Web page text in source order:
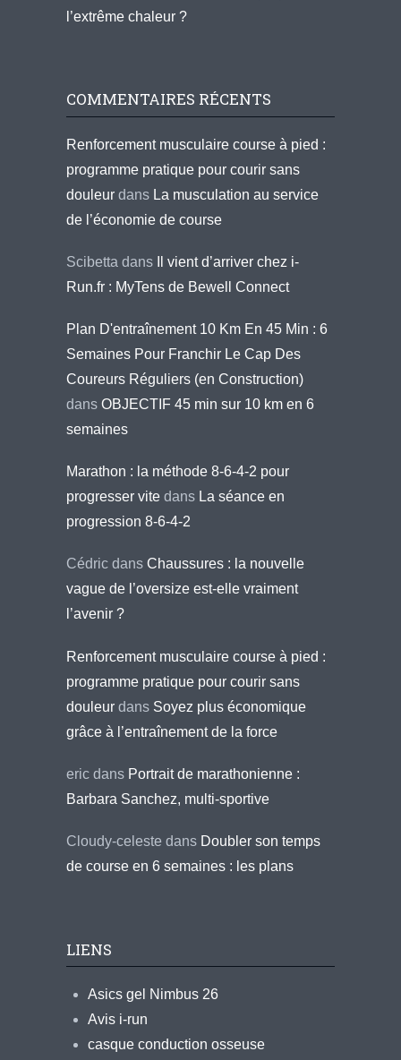
l’extrême chaleur ?
COMMENTAIRES RÉCENTS
Renforcement musculaire course à pied :
programme pratique pour courir sans
douleur dans La musculation au service
de l’économie de course
Scibetta dans
Il vient d’arriver chez i-
Run.fr : MyTens de Bewell Connect
Plan D'entraînement 10 Km En 45 Min : 6
Semaines Pour Franchir Le Cap Des
Coureurs Réguliers (en Construction)
dans OBJECTIF 45 min sur 10 km en 6
semaines
Marathon : la méthode 8-6-4-2 pour
progresser vite dans La séance en
progression 8-6-4-2
Cédric dans Chaussures : la nouvelle
vague de l’oversize est-elle vraiment
l’avenir ?
Renforcement musculaire course à pied :
programme pratique pour courir sans
douleur dans Soyez plus économique
grâce à l’entraînement de la force
eric dans Portrait de marathonienne :
Barbara Sanchez, multi-sportive
Cloudy-celeste dans Doubler son temps
de course en 6 semaines : les plans
LIENS
Asics gel Nimbus 26
Avis i-run
casque conduction osseuse